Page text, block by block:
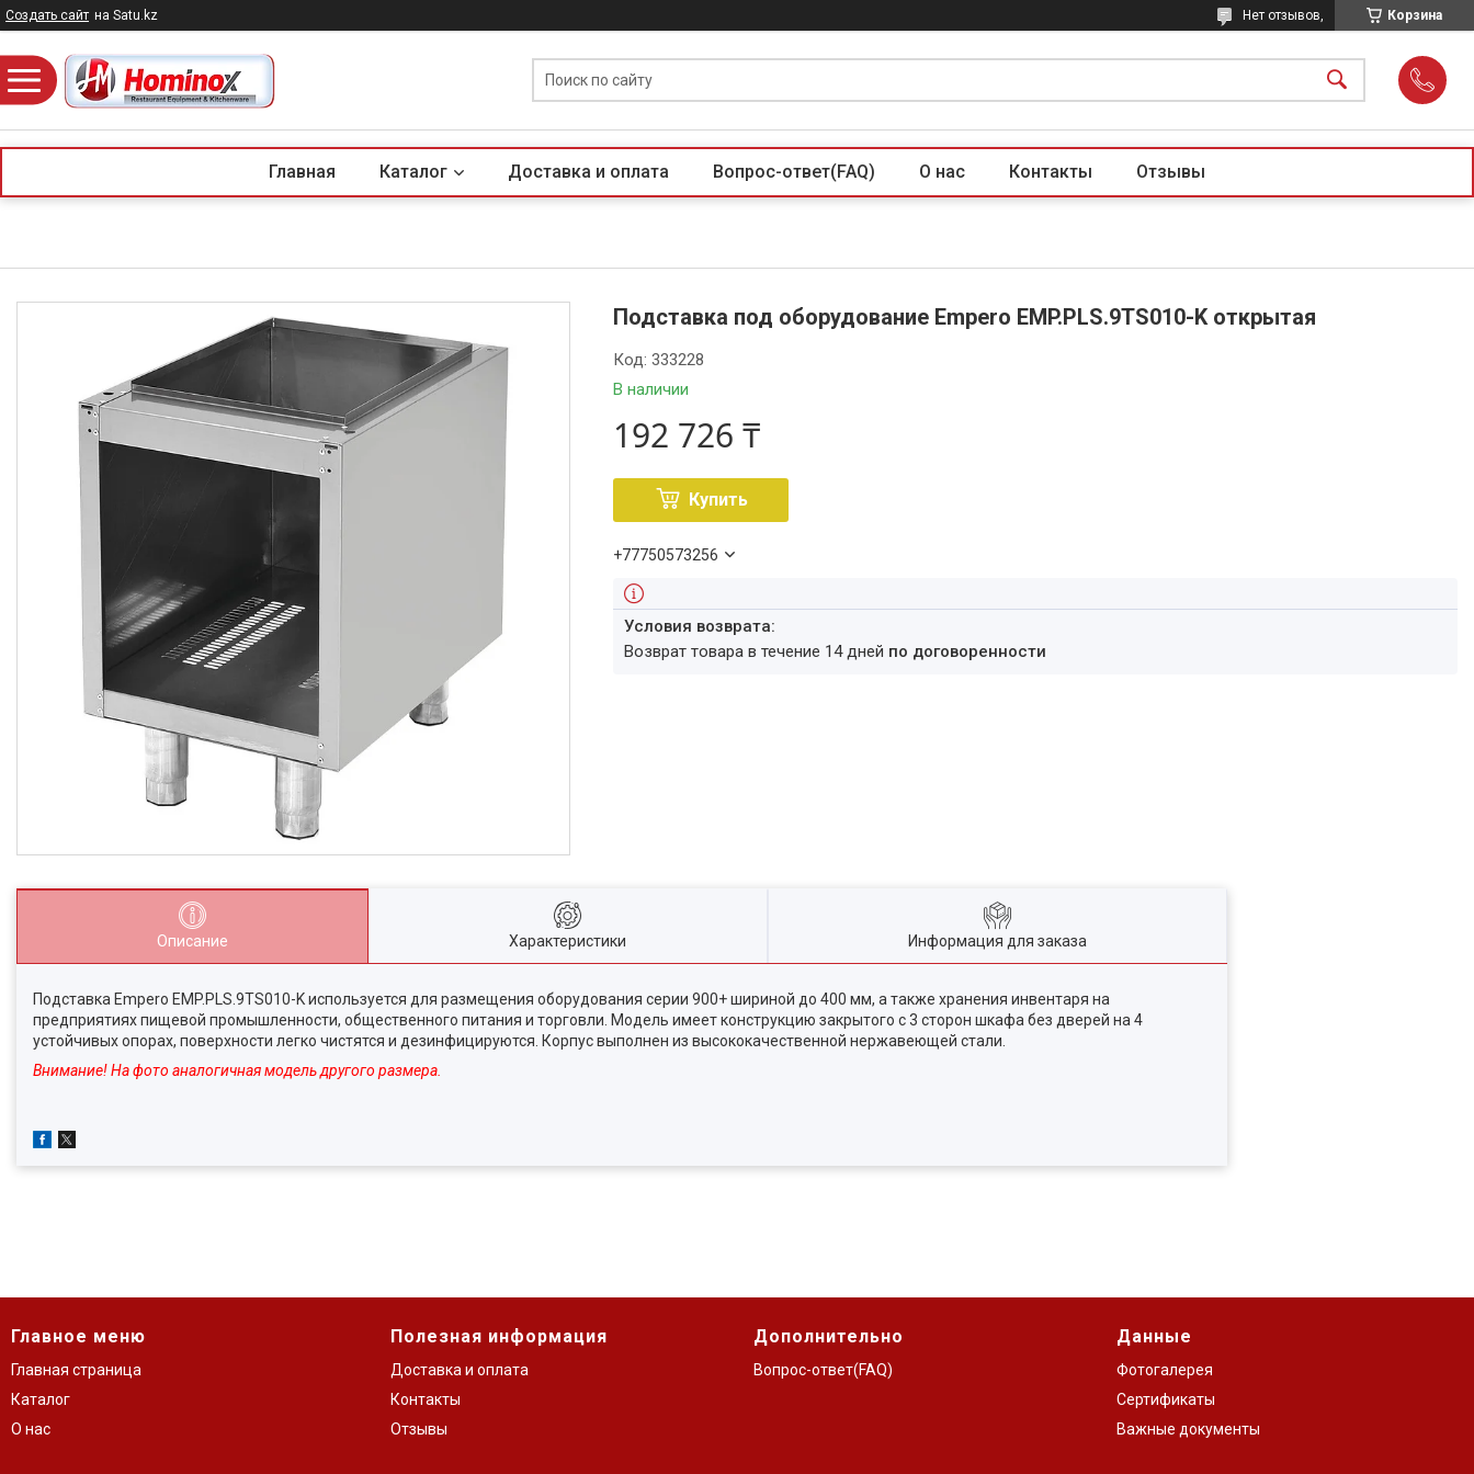
Создать сайт на Satu.kz Корзина
Нет отзывов,
Главная Каталог Доставка и оплата Вопрос-ответ(FAQ) О нас Контакты Отзывы
Подставка под оборудование Empero EMP.PLS.9TS010-K открытая
В наличии
Код:333228
192 726 ₸
Купить
+77750573256
возврат товара в течение 14 дней по договоренности
Описание Характеристики Информация для заказа
Подставка Empero EMP.PLS.9TS010-K используется для размещения оборудования серии 900+ шириной до 400 мм, а также хранения инвентаря на
предприятиях пищевой промышленности, общественного питания и торговли. Модель имеет конструкцию закрытого с 3 сторон шкафа без дверей на 4
устойчивых опорах, поверхности легко чистятся и дезинфицируются. Корпус выполнен из высококачественной нержавеющей стали.
Внимание! На фото аналогичная модель другого размера.
Главное меню
Главная страница
Каталог
О нас
Полезная информация
Доставка и оплата
Контакты
Отзывы
Дополнительно
Вопрос-ответ(FAQ)
Данные
Фотогалерея
Сертификаты
Важные документы